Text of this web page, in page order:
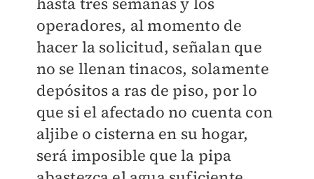
operadores, al momento de
hacer la solicitud, señalan que
no se llenan tinacos, solamente
depósitos a ras de piso, por lo
que si el afectado no cuenta con
aljibe o cisterna en su hogar,
será imposible que la pipa